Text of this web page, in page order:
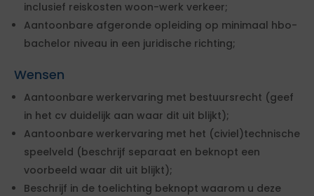
inclusief reiskosten woon-werk verkeer;
Aantoonbare afgeronde opleiding op minimaal hbo-
bachelor niveau in een juridische richting;
Wensen
Aantoonbare werkervaring met bestuursrecht (geef
in het cv duidelijk aan waar dit uit blijkt);
Aantoonbare werkervaring met het (civiel)technische
speelveld (beschrijf separaat en beknopt een
voorbeeld waar dit uit blijkt);
Beschrijf in de toelichting beknopt waarom u deze